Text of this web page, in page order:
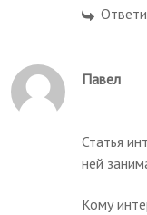
Павел
Статья
ней
Кому